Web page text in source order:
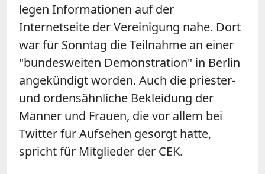
legen Informationen auf der
Internetseite der Vereinigung nahe. Dort
war für Sonntag die Teilnahme an einer
"bundesweiten Demonstration" in Berlin
angekündigt worden. Auch die priester-
und ordensähnliche Bekleidung der
Männer und Frauen, die vor allem bei
Twitter für Aufsehen gesorgt hatte,
spricht für Mitglieder der CEK.